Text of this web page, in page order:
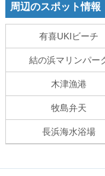
周辺のスポット情報
有喜UKIビーチ
結の浜マリンパー
木津漁港
牧島弁天
長浜海水浴場